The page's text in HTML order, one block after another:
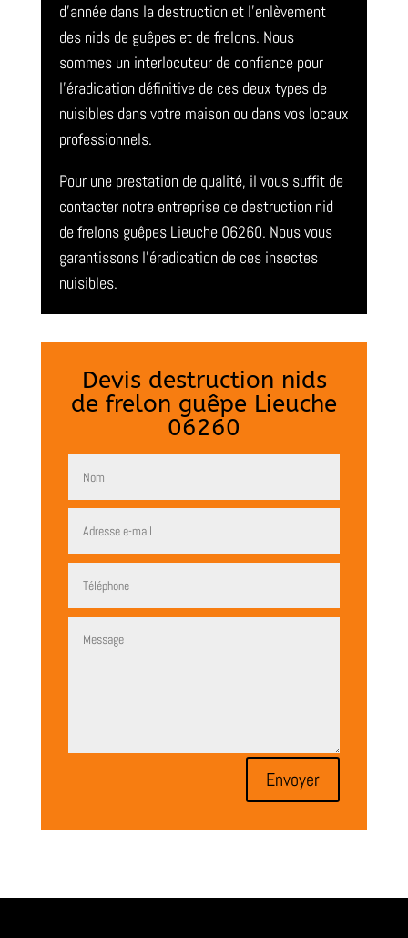
d’année dans la destruction et l’enlèvement
des nids de guêpes et de frelons. Nous
sommes un interlocuteur de confiance pour
l’éradication définitive de ces deux types de
nuisibles dans votre maison ou dans vos locaux
professionnels.
Pour une prestation de qualité, il vous suffit de
contacter notre entreprise de destruction nid
de frelons guêpes Lieuche 06260. Nous vous
garantissons l’éradication de ces insectes
nuisibles.
Devis destruction nids
de frelon guêpe Lieuche
06260
Envoyer